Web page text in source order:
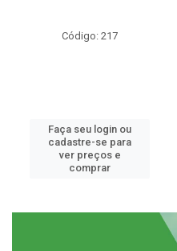
Código: 217
Faça seu login ou
cadastre-se para
ver preços e
comprar